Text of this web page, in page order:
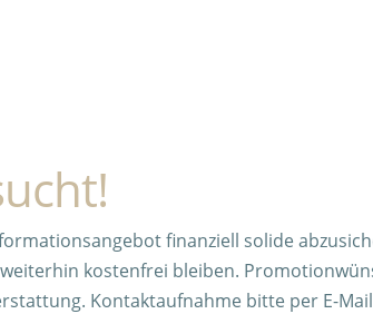
finanziell solide
kostenfrei bleiben.
Kontaktaufnahme bitte per E-